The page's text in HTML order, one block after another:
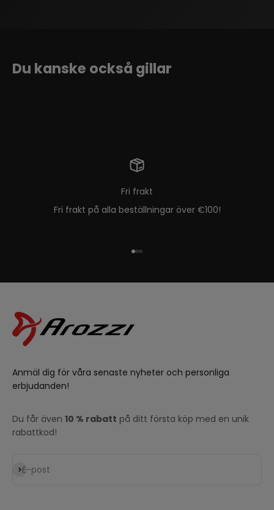
Fri frakt
Fri frakt på alla beställningar över €100!
Anmäl dig för våra senaste nyheter och personliga
erbjudanden!
Du får även 10 % rabatt på ditt första köp med en unik
rabattkod!
E-post
Prenumerera